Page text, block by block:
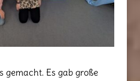
gemacht. Es gab große